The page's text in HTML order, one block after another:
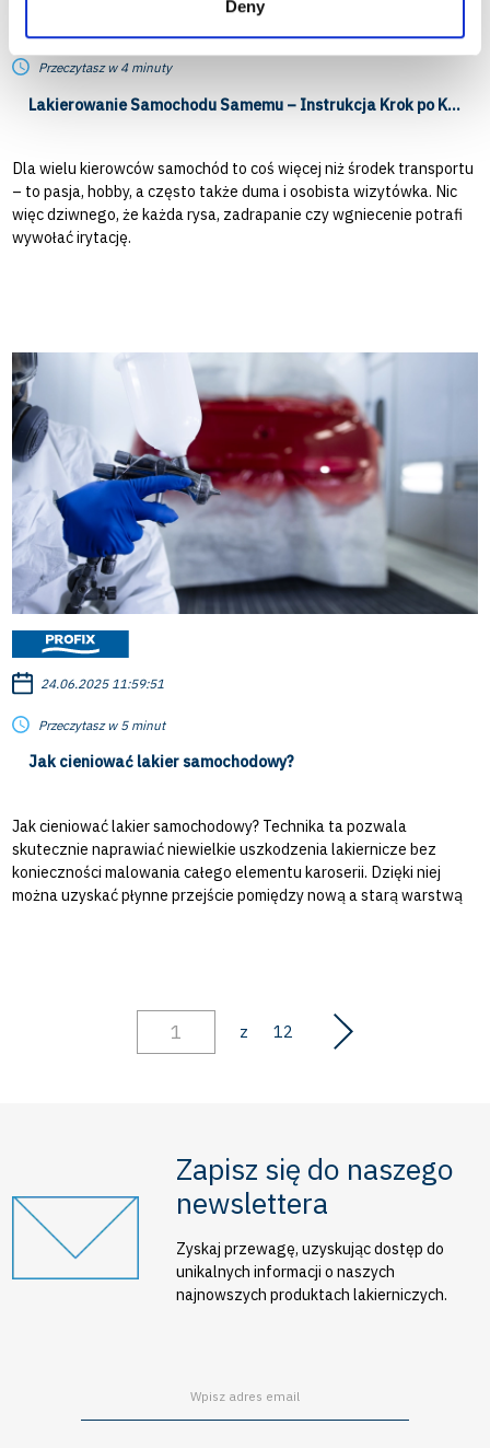
Deny
Przeczytasz w 4 minuty
Lakierowanie Samochodu Samemu – Instrukcja Krok po Kroku
Dla wielu kierowców samochód to coś więcej niż środek transportu
– to pasja, hobby, a często także duma i osobista wizytówka. Nic
więc dziwnego, że każda rysa, zadrapanie czy wgniecenie potrafi
wywołać irytację.
24.06.2025 11:59:51
Przeczytasz w 5 minut
Jak cieniować lakier samochodowy?
Jak cieniować lakier samochodowy? Technika ta pozwala
skutecznie naprawiać niewielkie uszkodzenia lakiernicze bez
konieczności malowania całego elementu karoserii. Dzięki niej
można uzyskać płynne przejście pomiędzy nową a starą warstwą
z 12
Zapisz się do naszego
newslettera
Zyskaj przewagę, uzyskując dostęp do
unikalnych informacji o naszych
najnowszych produktach lakierniczych.